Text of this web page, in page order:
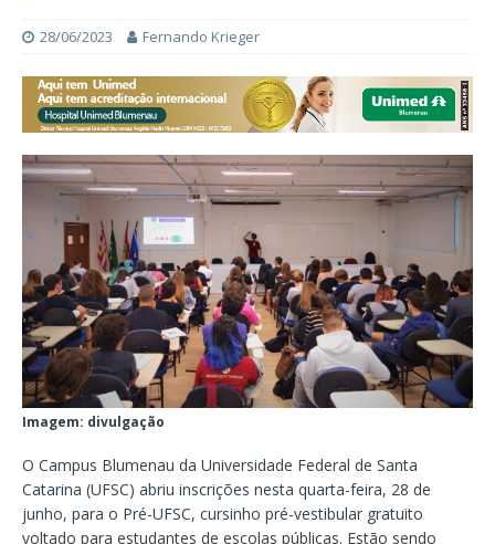
28/06/2023 Fernando Krieger
Imagem: divulgação
O Campus Blumenau da Universidade Federal de Santa
Catarina (UFSC) abriu inscrições nesta quarta-feira, 28 de
junho, para o Pré-UFSC, cursinho pré-vestibular gratuito
voltado para estudantes de escolas públicas. Estão sendo